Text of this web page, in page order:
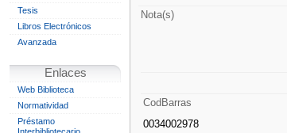
Tesis
Libros Electrónicos
Avanzada
Enlaces
Web Biblioteca
Normatividad
Préstamo
Nota(s)
CodBarras
0034002978